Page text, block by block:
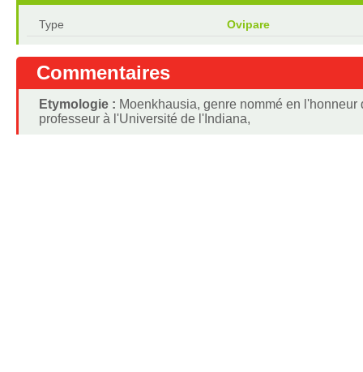
Type Ovipare
Commentaires
Etymologie : Moenkhausia, genre nommé en
professeur à l'Université de l'Indiana,